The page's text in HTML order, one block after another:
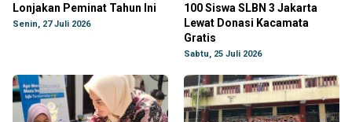
Lonjakan Peminat Tahun Ini
Senin, 27 Juli 2026
100 Siswa SLBN 3 Jakarta
Lewat Donasi Kacamata
Gratis
Sabtu, 25 Juli 2026